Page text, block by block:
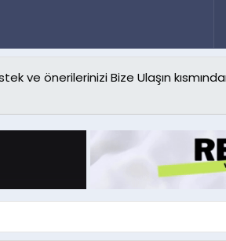
ve önerilerinizi Bize Ulaşın